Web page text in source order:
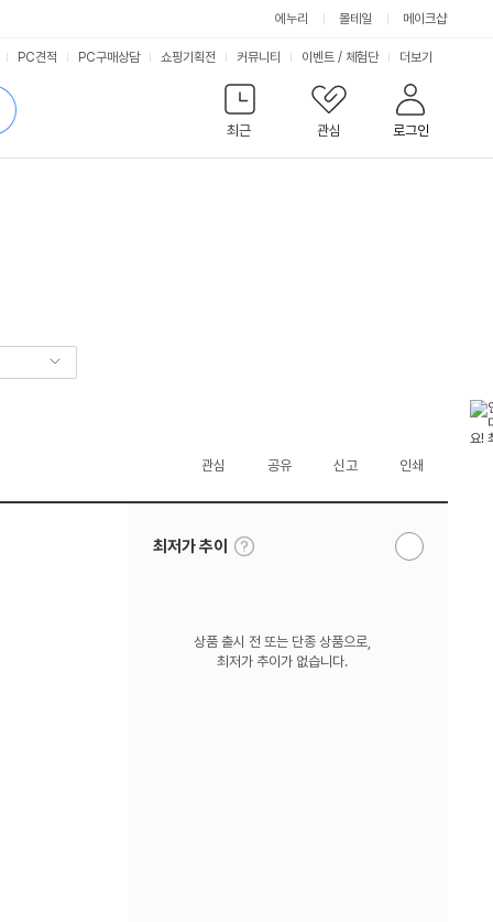
에누리 몰테일 메이크샵
최근
관심 로그인
PC견적 PC구매상담 쇼핑기획전 커뮤니티 이벤트 / 체험단 서
비
스
더보기
관심 공유 신고 인쇄
최저가 추이
툴
팁
알
상품 출시 전 또는 단종 상품으로,
최저가 추이가 없습니다.